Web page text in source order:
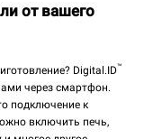
от вашего
Digital.ID™
через смартфон.
подключение к
включить печь,